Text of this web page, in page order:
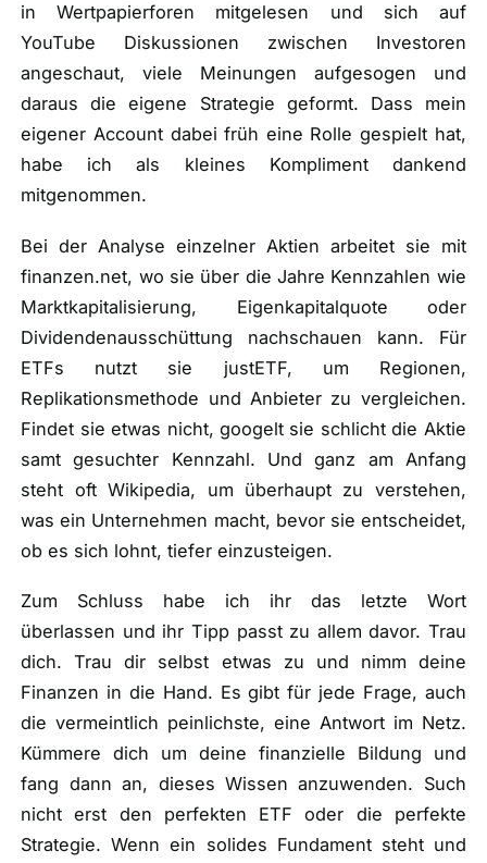
in Wertpapierforen mitgelesen und sich auf
YouTube Diskussionen zwischen Investoren
angeschaut, viele Meinungen aufgesogen und
daraus die eigene Strategie geformt. Dass mein
eigener Account dabei früh eine Rolle gespielt hat,
habe ich als kleines Kompliment dankend
mitgenommen.
Bei der Analyse einzelner Aktien arbeitet sie mit
finanzen.net, wo sie über die Jahre Kennzahlen wie
Marktkapitalisierung, Eigenkapitalquote oder
Dividendenausschüttung nachschauen kann. Für
ETFs nutzt sie justETF, um Regionen,
Replikationsmethode und Anbieter zu vergleichen.
Findet sie etwas nicht, googelt sie schlicht die Aktie
samt gesuchter Kennzahl. Und ganz am Anfang
steht oft Wikipedia, um überhaupt zu verstehen,
was ein Unternehmen macht, bevor sie entscheidet,
ob es sich lohnt, tiefer einzusteigen.
Zum Schluss habe ich ihr das letzte Wort
überlassen und ihr Tipp passt zu allem davor. Trau
dich. Trau dir selbst etwas zu und nimm deine
Finanzen in die Hand. Es gibt für jede Frage, auch
die vermeintlich peinlichste, eine Antwort im Netz.
Kümmere dich um deine finanzielle Bildung und
fang dann an, dieses Wissen anzuwenden. Such
nicht erst den perfekten ETF oder die perfekte
Strategie. Wenn ein solides Fundament steht und